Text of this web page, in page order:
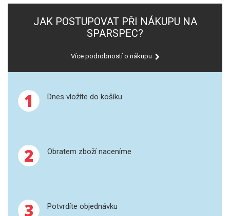
PŘÍSLUŠENSTVÍ PRO MS
SUBSTRÁTY
KALIBRACE
RAMAN
JAK POSTUPOVAT PŘI NÁKUPU NA
SPARSPEC?
Více podrobností o nákupu
1 Dnes vložíte do košíku
2 Obratem zboží naceníme
3 Potvrdíte objednávku